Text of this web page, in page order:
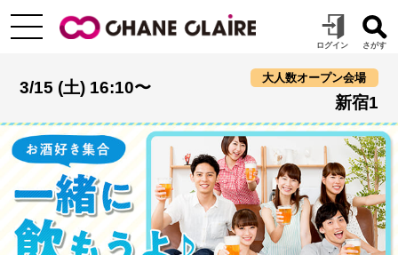
3/15 (土) 16:10〜
大人数オープン会場
新宿1